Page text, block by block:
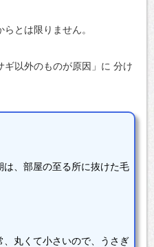
とは限りません。
ギ以外のものが原因」に 分け
は、部屋の至る所に抜けた毛
、丸くて小さいので、うさぎ